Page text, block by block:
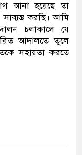
আনা হয়েছে তা
করছি। আমি
চলাকালে যে
আদালতে তুলে
সহায়তা করতে